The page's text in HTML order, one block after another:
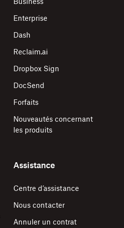
Enterprise
Dash
Reclaim.ai
Dropbox Sign
DocSend
Forfaits
Nouveautés concernant
les produits
Assistance
Centre d’assistance
Nous contacter
Annuler un contrat